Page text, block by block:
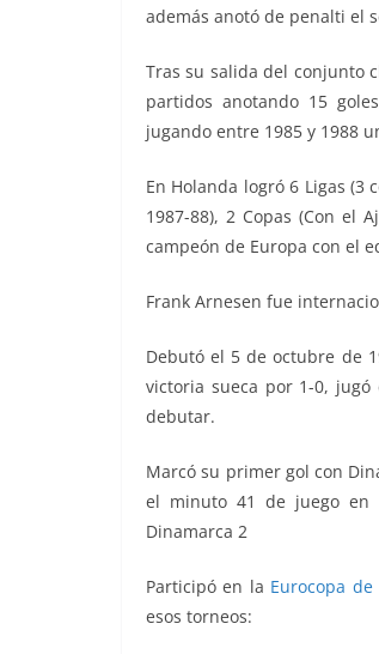
además anotó de penalti el
Tras su salida del conjunto
partidos anotando 15
jugando entre 1985 y 1988
En Holanda logró 6 Ligas (3
1987-88), 2 Copas (Con el
campeón de Europa con el
Frank Arnesen fue
Debutó el 5 de octubre de
victoria sueca por 1-0,
debutar.
Marcó su primer gol con
el minuto 41 de juego en
Dinamarca 2
Participó en la Eurocopa de
esos torneos: